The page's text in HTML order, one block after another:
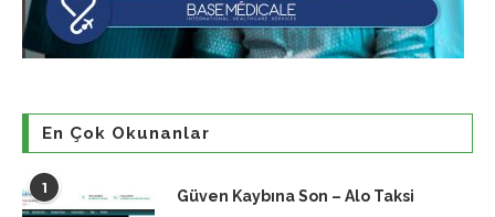
En Çok Okunanlar
1 Güven Kaybına Son – Alo Taksi